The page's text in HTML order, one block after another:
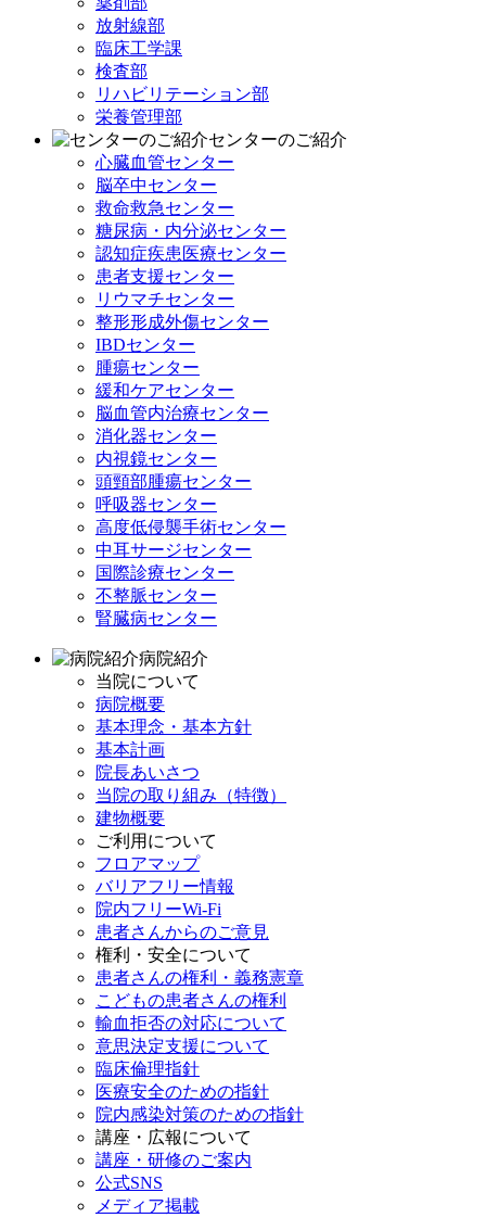
放射線部
臨床工学課
検査部
リハビリテーション部
栄養管理部
センターのご紹介
心臓血管センター
脳卒中センター
救命救急センター
糖尿病・内分泌センター
認知症疾患医療センター
患者支援センター
リウマチセンター
整形形成外傷センター
IBDセンター
腫瘍センター
緩和ケアセンター
脳血管内治療センター
消化器センター
内視鏡センター
頭頸部腫瘍センター
呼吸器センター
高度低侵襲手術センター
中耳サージセンター
国際診療センター
不整脈センター
腎臓病センター
病院紹介
当院について
病院概要
基本理念・基本方針
基本計画
院長あいさつ
当院の取り組み（特徴）
建物概要
ご利用について
フロアマップ
バリアフリー情報
院内フリーWi-Fi
患者さんからのご意見
権利・安全について
患者さんの権利・義務憲章
こどもの患者さんの権利
輸血拒否の対応について
意思決定支援について
臨床倫理指針
医療安全のための指針
院内感染対策のための指針
講座・広報について
講座・研修のご案内
公式SNS
メディア掲載